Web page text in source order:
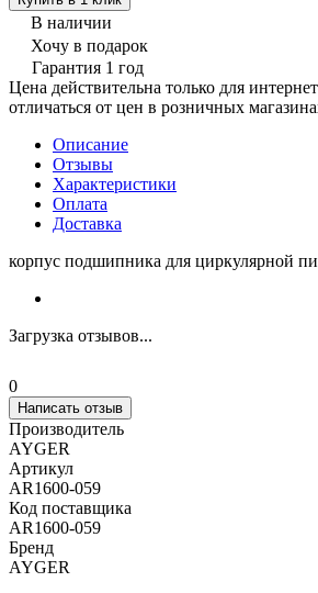
В наличии
Хочу в подарок
Гарантия 1 год
Цена действительна только для
отличаться от цен в розничных
Описание
Отзывы
Характеристики
Оплата
Доставка
корпус подшипника для циркулярной
Загрузка отзывов...
0
Написать отзыв
Производитель
AYGER
Артикул
AR1600-059
Код поставщика
AR1600-059
Бренд
AYGER